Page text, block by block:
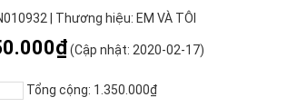
| Thương hiệu: EM VÀ TÔI
(Cập nhật: 2020-02-17)
Tổng cộng: 1.350.000₫